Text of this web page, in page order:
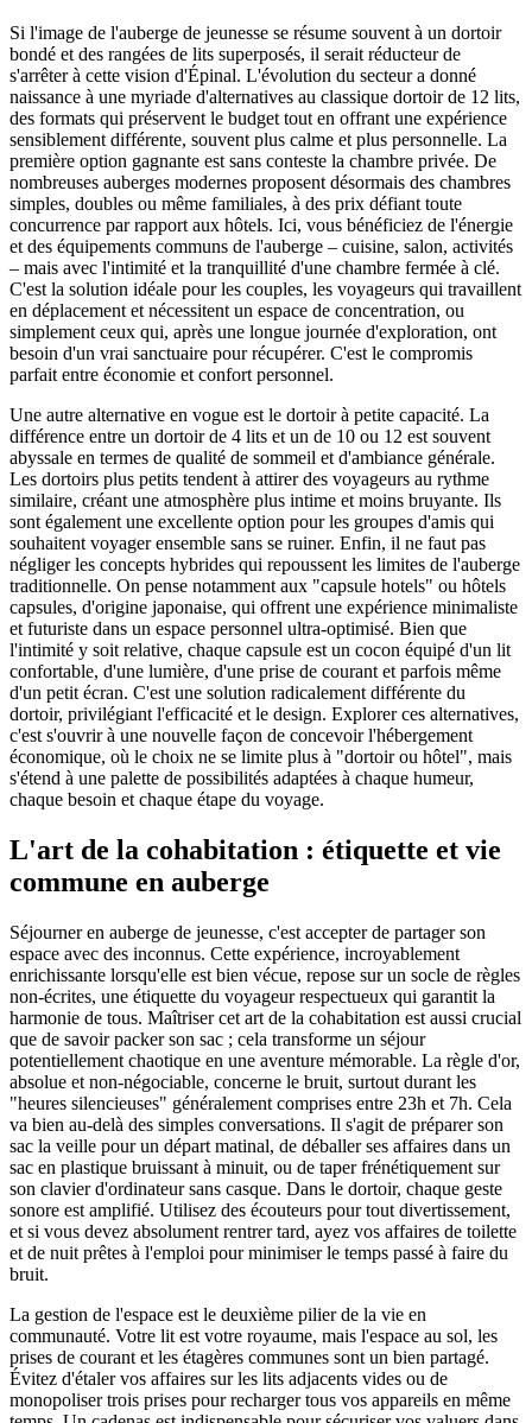
Si l'image de l'auberge de jeunesse se résume souvent à un dortoir
bondé et des rangées de lits superposés, il serait réducteur de
s'arrêter à cette vision d'Épinal. L'évolution du secteur a donné
naissance à une myriade d'alternatives au classique dortoir de 12 lits,
des formats qui préservent le budget tout en offrant une expérience
sensiblement différente, souvent plus calme et plus personnelle. La
première option gagnante est sans conteste la chambre privée. De
nombreuses auberges modernes proposent désormais des chambres
simples, doubles ou même familiales, à des prix défiant toute
concurrence par rapport aux hôtels. Ici, vous bénéficiez de l'énergie
et des équipements communs de l'auberge – cuisine, salon, activités
– mais avec l'intimité et la tranquillité d'une chambre fermée à clé.
C'est la solution idéale pour les couples, les voyageurs qui travaillent
en déplacement et nécessitent un espace de concentration, ou
simplement ceux qui, après une longue journée d'exploration, ont
besoin d'un vrai sanctuaire pour récupérer. C'est le compromis
parfait entre économie et confort personnel.
Une autre alternative en vogue est le dortoir à petite capacité. La
différence entre un dortoir de 4 lits et un de 10 ou 12 est souvent
abyssale en termes de qualité de sommeil et d'ambiance générale.
Les dortoirs plus petits tendent à attirer des voyageurs au rythme
similaire, créant une atmosphère plus intime et moins bruyante. Ils
sont également une excellente option pour les groupes d'amis qui
souhaitent voyager ensemble sans se ruiner. Enfin, il ne faut pas
négliger les concepts hybrides qui repoussent les limites de l'auberge
traditionnelle. On pense notamment aux "capsule hotels" ou hôtels
capsules, d'origine japonaise, qui offrent une expérience minimaliste
et futuriste dans un espace personnel ultra-optimisé. Bien que
l'intimité y soit relative, chaque capsule est un cocon équipé d'un lit
confortable, d'une lumière, d'une prise de courant et parfois même
d'un petit écran. C'est une solution radicalement différente du
dortoir, privilégiant l'efficacité et le design. Explorer ces alternatives,
c'est s'ouvrir à une nouvelle façon de concevoir l'hébergement
économique, où le choix ne se limite plus à "dortoir ou hôtel", mais
s'étend à une palette de possibilités adaptées à chaque humeur,
chaque besoin et chaque étape du voyage.
L'art de la cohabitation : étiquette et vie
commune en auberge
Séjourner en auberge de jeunesse, c'est accepter de partager son
espace avec des inconnus. Cette expérience, incroyablement
enrichissante lorsqu'elle est bien vécue, repose sur un socle de règles
non-écrites, une étiquette du voyageur respectueux qui garantit la
harmonie de tous. Maîtriser cet art de la cohabitation est aussi crucial
que de savoir packer son sac ; cela transforme un séjour
potentiellement chaotique en une aventure mémorable. La règle d'or,
absolue et non-négociable, concerne le bruit, surtout durant les
"heures silencieuses" généralement comprises entre 23h et 7h. Cela
va bien au-delà des simples conversations. Il s'agit de préparer son
sac la veille pour un départ matinal, de déballer ses affaires dans un
sac en plastique bruissant à minuit, ou de taper frénétiquement sur
son clavier d'ordinateur sans casque. Dans le dortoir, chaque geste
sonore est amplifié. Utilisez des écouteurs pour tout divertissement,
et si vous devez absolument rentrer tard, ayez vos affaires de toilette
et de nuit prêtes à l'emploi pour minimiser le temps passé à faire du
bruit.
La gestion de l'espace est le deuxième pilier de la vie en
communauté. Votre lit est votre royaume, mais l'espace au sol, les
prises de courant et les étagères communes sont un bien partagé.
Évitez d'étaler vos affaires sur les lits adjacents vides ou de
monopoliser trois prises pour recharger tous vos appareils en même